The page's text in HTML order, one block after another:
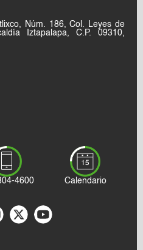
Núm. 186, Col. Leyes de
Iztapalapa, C.P. 09310,
4600 Calendario